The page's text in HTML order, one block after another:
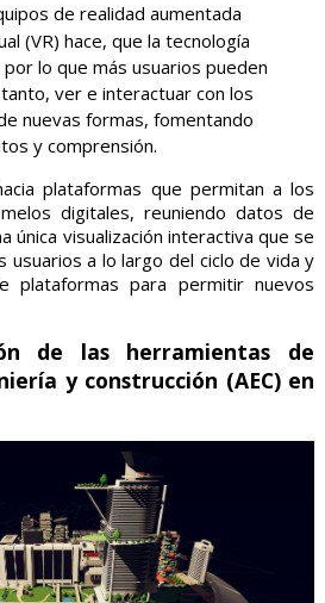
de realidad aumentada
(VR) hace, que la tecnología
lo que más usuarios pueden
ver e interactuar con los
nuevas formas, fomentando
y comprensión.
plataformas que permitan a los
digitales, reuniendo datos de
única visualización interactiva que se
usuarios a lo largo del ciclo de vida y
plataformas para permitir nuevos
de las herramientas de
y construcción (AEC) en